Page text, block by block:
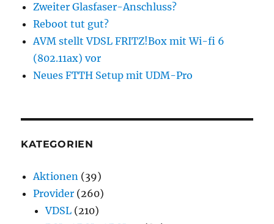
Zweiter Glasfaser-Anschluss?
Reboot tut gut?
AVM stellt VDSL FRITZ!Box mit Wi-fi 6
(802.11ax) vor
Neues FTTH Setup mit UDM-Pro
KATEGORIEN
Aktionen (39)
Provider (260)
VDSL (210)